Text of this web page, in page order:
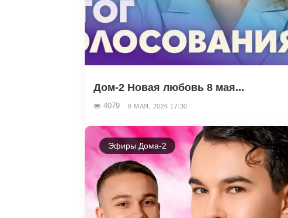
Дом-2 Новая любовь 8 мая...
4079 8 МАЯ, 2026 17:30
Эфиры Дома-2